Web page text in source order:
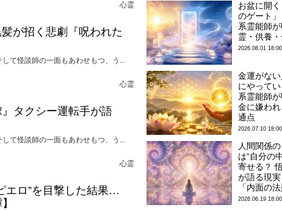
心霊
が招く悲劇『呪われた
て怪談師の一面もあわせもつ、う...
心霊
タクシー運転手が語
て怪談師の一面もあわせもつ、う...
心霊
エロ”を目撃した結果…
お盆に開
のゲート
系霊能師
霊・供養
2026.08.01 18:00
金運がな
にやって
系霊能師
金に嫌わ
通点
2026.07.10 18:00
人間関係
は“自分の
寄せる？
が語る現
「内面の法
2026.06.19 18:00